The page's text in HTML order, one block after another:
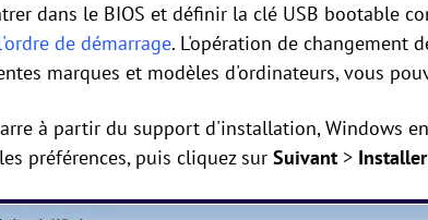
dans le BIOS et définir la clé USB bootable
de démarrage. L'opération de changement
marques et modèles d'ordinateurs, vous
à partir du support d'installation, Windows
préférences, puis cliquez sur Suivant >